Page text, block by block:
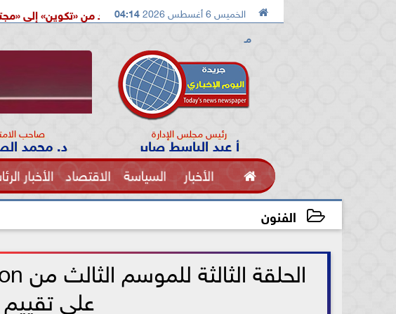
 الخميس 6 أغسطس 2026
04:14
مـ
الدكتور محمد الصريدي يكشف المخطط الجديد من «تكوين» إلى «مجتمع» .. الأقنعة
رئيس مجلس الإدارة
أ عبد الباسط صابر صاحب
د. محمد
 الأخبار السياسة الاقتصاد الأخبار
الفنون
الفنون
على تقييم 8.5